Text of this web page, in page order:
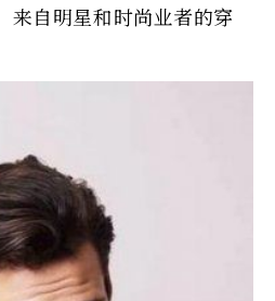
来自明星和时尚业者的穿